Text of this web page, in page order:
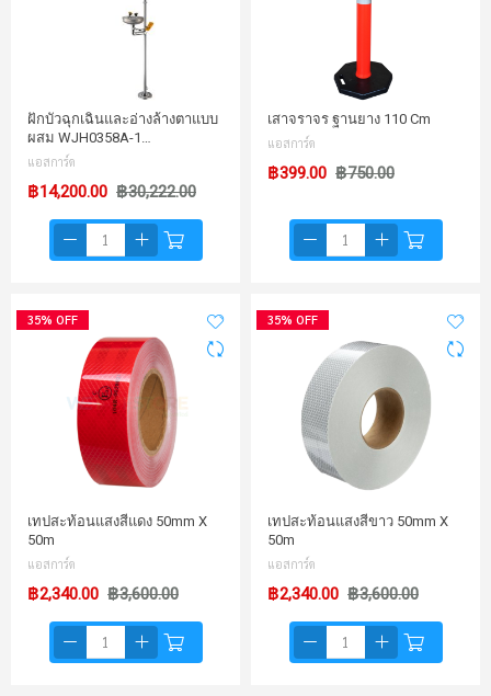
ฝักบัวฉุกเฉินและอ่างล้างตาแบบ
ผสม WJH0358A-1…
แอสการ์ด
฿14,200.00 ฿30,222.00
เสาจราจร ฐานยาง 110 Cm
แอสการ์ด
฿399.00 ฿750.00
35% OFF
เทปสะท้อนแสงสีแดง 50mm X
50m
แอสการ์ด
฿2,340.00 ฿3,600.00
35% OFF
เทปสะท้อนแสงสีขาว 50mm X
50m
แอสการ์ด
฿2,340.00 ฿3,600.00